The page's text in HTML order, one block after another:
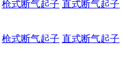
枪式断气起子 直式断气起子
枪式断气起子 直式断气起子